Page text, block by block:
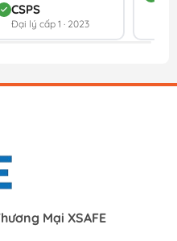
CSPS
Đại lý cấp 1 · 2023
Mại XSAFE